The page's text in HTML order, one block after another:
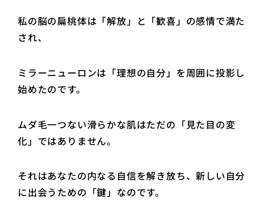
私の脳の扁桃体は「解放」と「歓喜」の感情で満た
され、
ミラーニューロンは「理想の自分」を周囲に投影し
始めたのです。
ムダ毛一つない滑らかな肌はただの「見た目の変
化」ではありません。
それはあなたの内なる自信を解き放ち、新しい自分
に出会うための「鍵」なのです。